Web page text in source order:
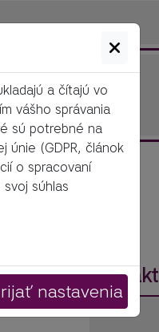
k
Kontakt
a čítajú vo
vášho správania
sú potrebné na
únie (GDPR, článok
o spracovaní
súhlas
nastavenia